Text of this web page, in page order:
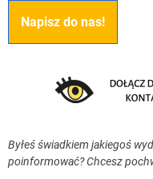
Napisz do nas!
Byłeś świadkiem jakiegoś
poinformować? Chcesz